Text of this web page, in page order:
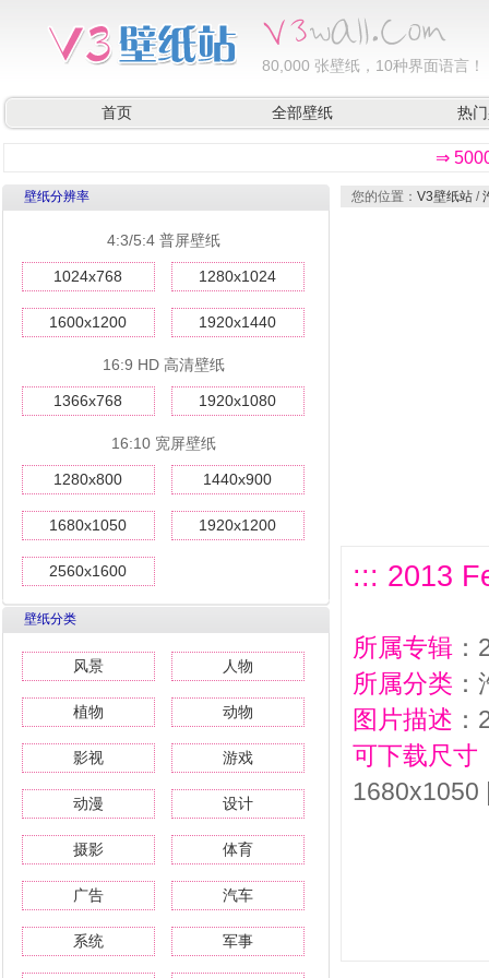
80,000 张壁纸，10种界面语言！
首页 全部壁纸 热
⇒
壁纸分辨率
4:3/5:4 普屏壁纸
1024x768 1280x1024
1600x1200 1920x1440
16:9 HD 高清壁纸
1366x768 1920x1080
16:10 宽屏壁纸
1280x800 1440x900
1680x1050 1920x1200
2560x1600
壁纸分类
风景 人物
植物 动物
影视 游戏
动漫 设计
摄影 体育
广告 汽车
系统 军事
您的位置： V3壁纸站 /
::: 2013
所属专辑
所属分类
图片描述
可下载尺寸
1680x1050